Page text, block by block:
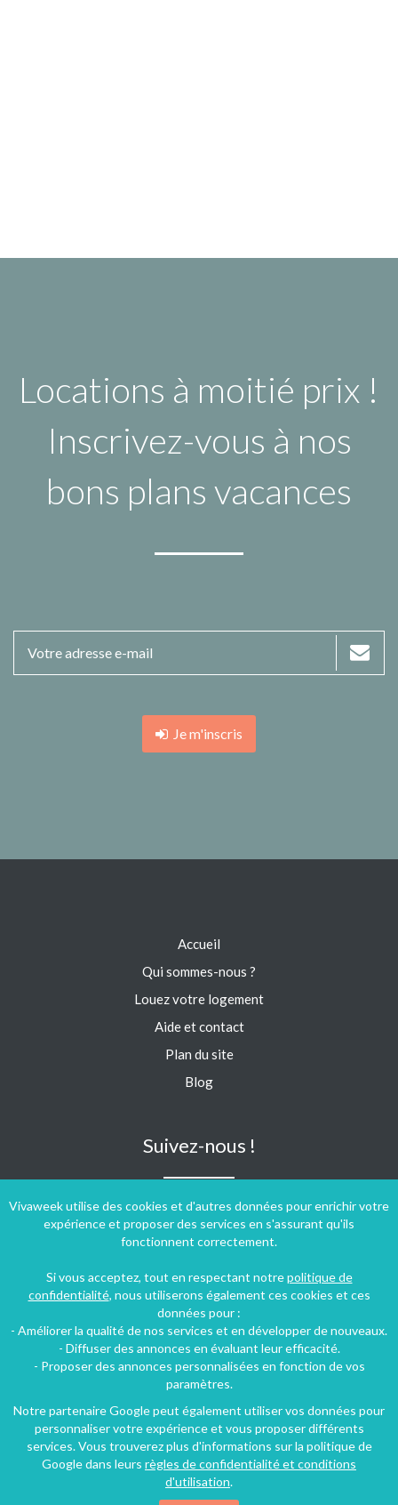
Locations à moitié prix !
Inscrivez-vous à nos
bons plans vacances
Je m'inscris
Vivaweek utilise des cookies et d'autres données pour enrichir votre
expérience et proposer des services en s'assurant qu'ils
fonctionnent correctement.
Si vous acceptez, tout en respectant notrepolitique de
confidentialité, nous utiliserons également ces cookies et ces
données pour :
- Améliorer la qualité de nos services et en développer de nouveaux.
- Diffuser des annonces en évaluant leur efficacité.
- Proposer des annonces personnalisées en fonction de vos
paramètres.
Notre partenaire Google peut également utiliser vos données pour
personnaliser votre expérience et vous proposer différents
services. Vous trouverez plus d'informations sur la politique de
Google dans leurs règles de confidentialité et conditions
d'utilisation.
Accueil
Qui sommes-nous ?
Louez votre logement
Aide et contact
Plan du site
Blog
Suivez-nous !
Conditions générales d'utilisation- Politique de confidentialité
Copyright © 2009 ‐ 2026 Vivaweek ‐ Tous droits réservés ‐
Dernière mise à jour du site : 07 août 2026